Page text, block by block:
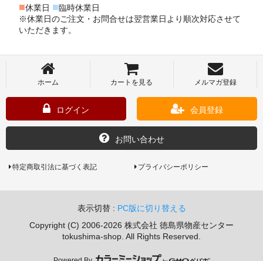
■休業日 ■臨時休業日
※休業日のご注文・お問合せは翌営業日より順次対応させて
いただきます。
ホーム カートを見る メルマガ登録
ログイン 会員登録
お問い合わせ
特定商取引法に基づく表記 プライバシーポリシー
表示切替 : PC版に切り替える
Copyright (C) 2006-2026 株式会社 徳島県物産センター
tokushima-shop. All Rights Reserved.